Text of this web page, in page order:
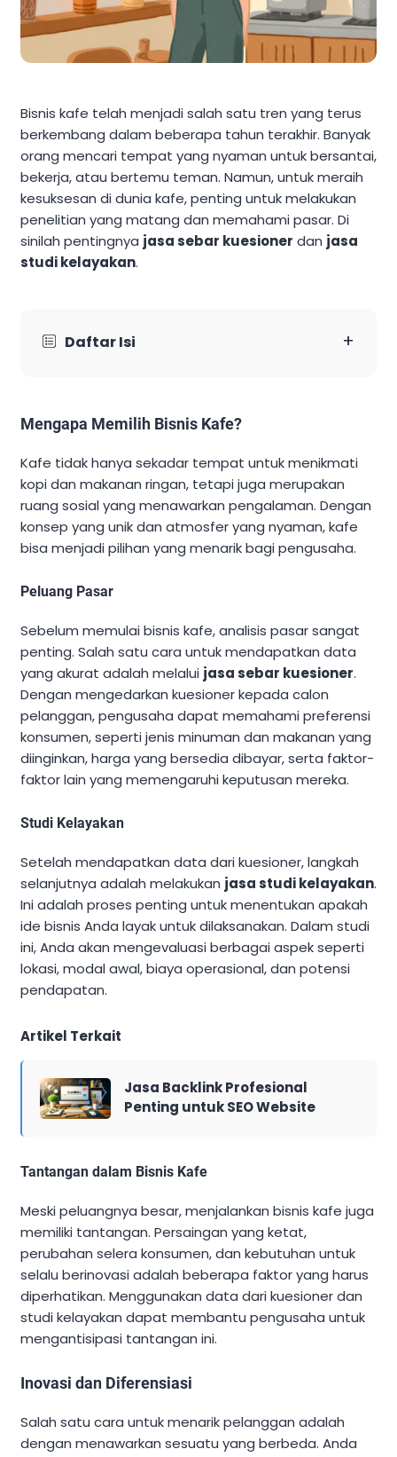
Bisnis kafe telah menjadi salah satu tren yang terus
berkembang dalam beberapa tahun terakhir. Banyak
orang mencari tempat yang nyaman untuk bersantai,
bekerja, atau bertemu teman. Namun, untuk meraih
kesuksesan di dunia kafe, penting untuk melakukan
penelitian yang matang dan memahami pasar. Di
sinilah pentingnya jasa sebar kuesioner dan jasa
studi kelayakan.
Daftar Isi +
Mengapa Memilih Bisnis Kafe?
Kafe tidak hanya sekadar tempat untuk menikmati
kopi dan makanan ringan, tetapi juga merupakan
ruang sosial yang menawarkan pengalaman. Dengan
konsep yang unik dan atmosfer yang nyaman, kafe
bisa menjadi pilihan yang menarik bagi pengusaha.
Peluang Pasar
Sebelum memulai bisnis kafe, analisis pasar sangat
penting. Salah satu cara untuk mendapatkan data
yang akurat adalah melalui jasa sebar kuesioner.
Dengan mengedarkan kuesioner kepada calon
pelanggan, pengusaha dapat memahami preferensi
konsumen, seperti jenis minuman dan makanan yang
diinginkan, harga yang bersedia dibayar, serta faktor-
faktor lain yang memengaruhi keputusan mereka.
Studi Kelayakan
Setelah mendapatkan data dari kuesioner, langkah
selanjutnya adalah melakukan jasa studi kelayakan.
Ini adalah proses penting untuk menentukan apakah
ide bisnis Anda layak untuk dilaksanakan. Dalam studi
ini, Anda akan mengevaluasi berbagai aspek seperti
lokasi, modal awal, biaya operasional, dan potensi
pendapatan.
Artikel Terkait
Jasa Backlink Profesional
Penting untuk SEO Website
Tantangan dalam Bisnis Kafe
Meski peluangnya besar, menjalankan bisnis kafe juga
memiliki tantangan. Persaingan yang ketat,
perubahan selera konsumen, dan kebutuhan untuk
selalu berinovasi adalah beberapa faktor yang harus
diperhatikan. Menggunakan data dari kuesioner dan
studi kelayakan dapat membantu pengusaha untuk
mengantisipasi tantangan ini.
Inovasi dan Diferensiasi
Salah satu cara untuk menarik pelanggan adalah
dengan menawarkan sesuatu yang berbeda. Anda